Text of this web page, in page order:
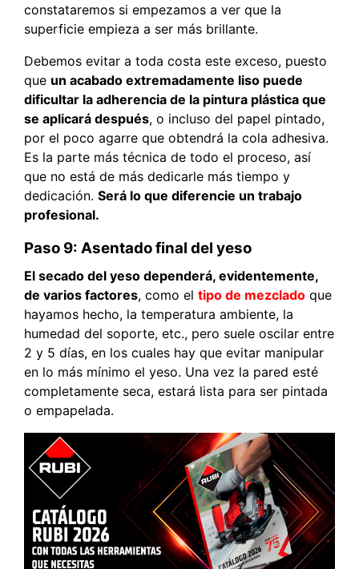
constataremos si empezamos a ver que la
superficie empieza a ser más brillante.
Debemos evitar a toda costa este exceso, puesto
que un acabado extremadamente liso puede
dificultar la adherencia de la pintura plástica que
se aplicará después, o incluso del papel pintado,
por el poco agarre que obtendrá la cola adhesiva.
Es la parte más técnica de todo el proceso, así
que no está de más dedicarle más tiempo y
dedicación. Será lo que diferencie un trabajo
profesional.
Paso 9: Asentado final del yeso
El secado del yeso dependerá, evidentemente,
de varios factores, como el tipo de mezclado que
hayamos hecho, la temperatura ambiente, la
humedad del soporte, etc., pero suele oscilar entre
2 y 5 días, en los cuales hay que evitar manipular
en lo más mínimo el yeso. Una vez la pared esté
completamente seca, estará lista para ser pintada
o empapelada.